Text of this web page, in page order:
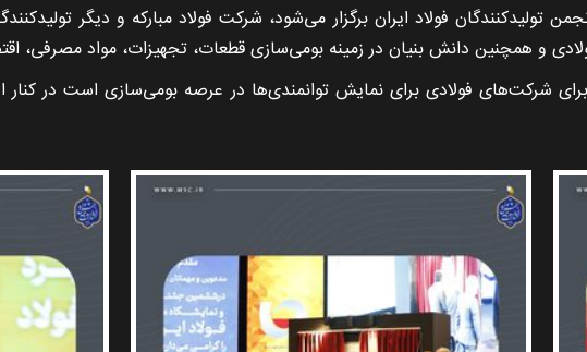
فولاد ایران برگزار می‌شود، شرکت فولاد مبارکه و دیگر
و همچنین دانش بنیان در زمینه بومی‌سازی قطعات، تجهیزات، مواد